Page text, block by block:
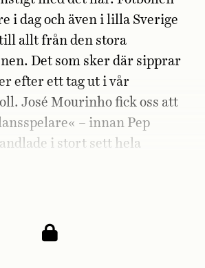
i dag och även i lilla Sverige
allt från den stora
Det som sker där sipprar
efter ett tag ut i vår
José Mourinho fick oss att
– innan Pep
i stort sett hela